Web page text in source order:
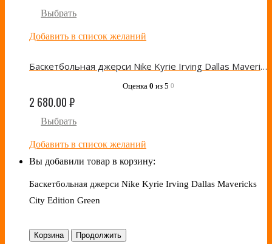
Выбрать
Добавить в список желаний
Баскетбольная джерси Nike Kyrie Irving Dallas Mavericks City Edition Green/White
Оценка 0 из 5 0
2 680.00₽
Выбрать
Добавить в список желаний
Вы добавили товар в корзину:
Баскетбольная джерси Nike Kyrie Irving Dallas Mavericks
City Edition Green
Корзина Продолжить